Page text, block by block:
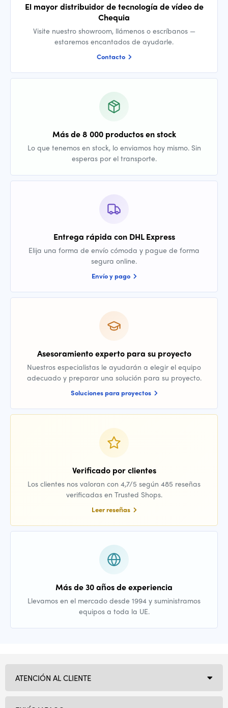
El mayor distribuidor de tecnología de vídeo de
Chequia
Visite nuestro showroom, llámenos o escríbanos —
estaremos encantados de ayudarle.
Contacto
Más de 8 000 productos en stock
Lo que tenemos en stock, lo enviamos hoy mismo. Sin
esperas por el transporte.
Entrega rápida con DHL Express
Elija una forma de envío cómoda y pague de forma
segura online.
Envío y pago
Asesoramiento experto para su proyecto
Nuestros especialistas le ayudarán a elegir el equipo
adecuado y preparar una solución para su proyecto.
Soluciones para proyectos
Verificado por clientes
Los clientes nos valoran con 4,7/5 según 485 reseñas
verificadas en Trusted Shops.
Leer reseñas
Más de 30 años de experiencia
Llevamos en el mercado desde 1994 y suministramos
equipos a toda la UE.
ATENCIÓN AL CLIENTE